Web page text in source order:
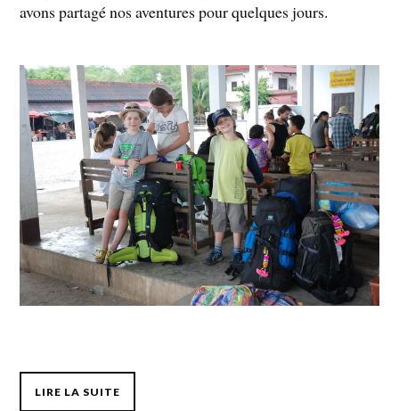
avons partagé nos aventures pour quelques jours.
LIRE LA SUITE